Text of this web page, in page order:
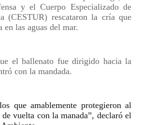
y el Cuerpo Especializado de
(CESTUR) rescataron la cría que
en las aguas del mar.
el ballenato fue dirigido hacia la
con la mandada.
que amablemente protegieron al
vuelta con la manada”, declaró el